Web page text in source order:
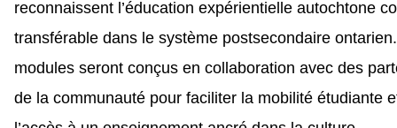
reconnaissent l’éducation expérientielle autochtone
transférable dans le système postsecondaire
modules seront conçus en collaboration avec des
de la communauté pour faciliter la mobilité étudiante